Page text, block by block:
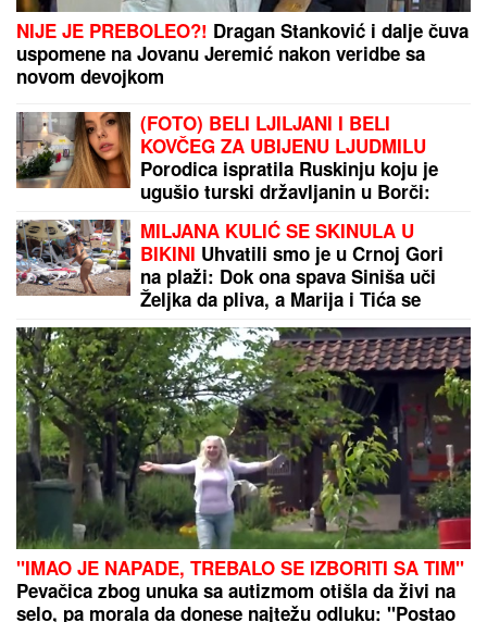
NIJE JE PREBOLEO?! Dragan Stanković i dalje čuva
uspomene na Jovanu Jeremić nakon veridbe sa
novom devojkom
(FOTO) BELI LJILJANI I BELI
KOVČEG ZA UBIJENU LJUDMILU
Porodica ispratila Ruskinju koju je
ugušio turski državljanin u Borči:
Sveštenik držao opelo na Lešću
MILJANA KULIĆ SE SKINULA U
BIKINI Uhvatili smo je u Crnoj Gori
na plaži: Dok ona spava Siniša uči
Željka da pliva, a Marija i Tića se
sunčaju (Video)
"IMAO JE NAPADE, TREBALO SE IZBORITI SA TIM"
Pevačica zbog unuka sa autizmom otišla da živi na
selo, pa morala da donese najtežu odluku: "Postao